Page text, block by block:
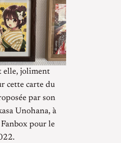
elle, joliment
cette carte du
par son
Unohana, à
Fanbox pour le